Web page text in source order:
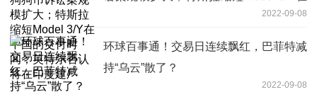
中国的交付时间；英特尔否认将在印度建
厂
2022-09-08
环球百事通！交易日连续飘红，巴菲特减
持“乌云”散了？
2022-09-08